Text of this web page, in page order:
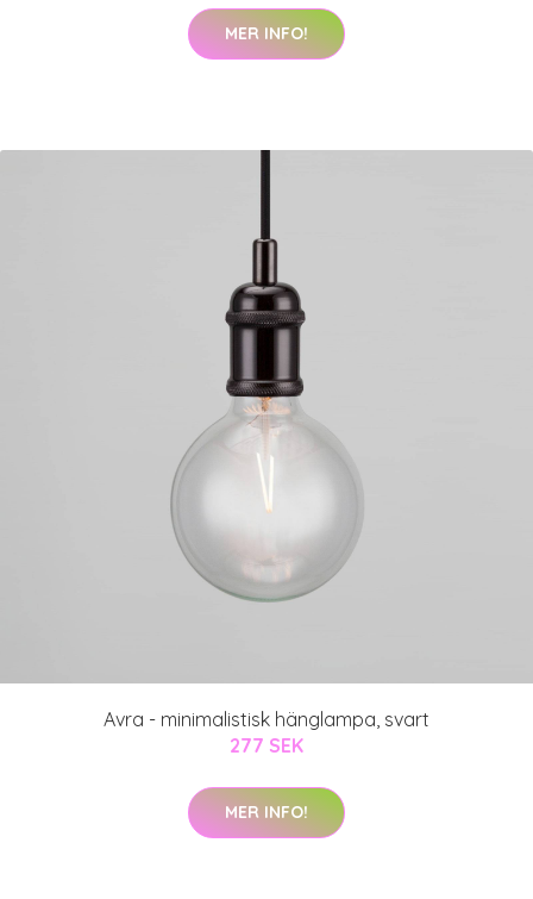
MER INFO!
Avra - minimalistisk hänglampa, svart
277 SEK
MER INFO!